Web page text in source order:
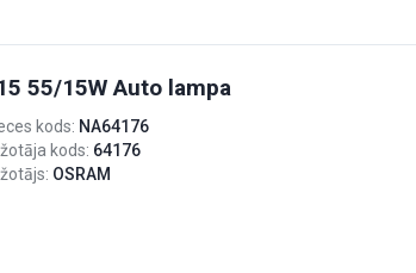
55/15W Auto lampa
kods: NA64176
kods: 64176
OSRAM